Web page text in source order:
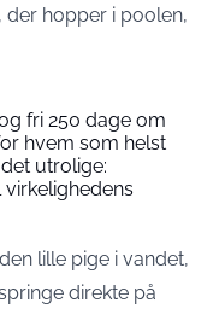
der hopper i poolen,
fri 250 dage om
hvem som helst
utrolige:
lille pige i vandet,
direkte på